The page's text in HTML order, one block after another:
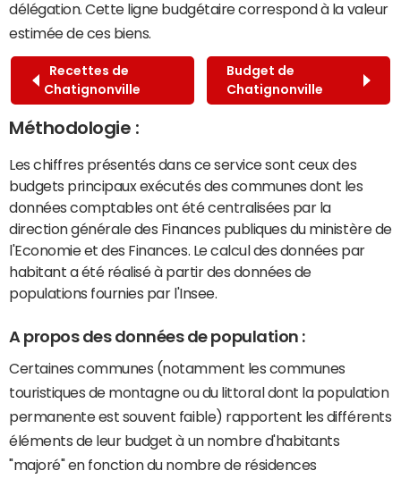
délégation. Cette ligne budgétaire correspond à la valeur
estimée de ces biens.
Recettes de
Chatignonville
Budget de
Chatignonville
Méthodologie :
Les chiffres présentés dans ce service sont ceux des
budgets principaux exécutés des communes dont les
données comptables ont été centralisées par la
direction générale des Finances publiques du ministère de
l'Economie et des Finances. Le calcul des données par
habitant a été réalisé à partir des données de
populations fournies par l'Insee.
A propos des données de population :
Certaines communes (notamment les communes
touristiques de montagne ou du littoral dont la population
permanente est souvent faible) rapportent les différents
éléments de leur budget à un nombre d'habitants
"majoré" en fonction du nombre de résidences